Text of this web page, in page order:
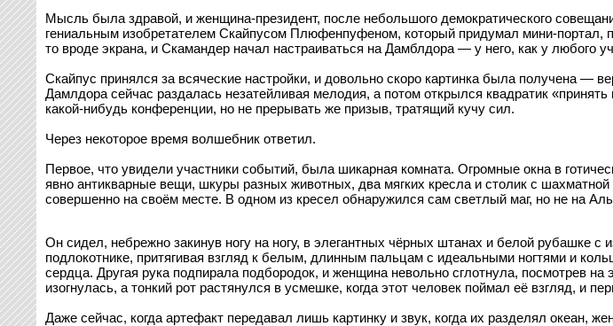
Мысль была здравой, и женщина-президент, после небольшого демократического
гениальным изобретателем Скайпусом Плюфенпуфеном, который придумал мини-портал,
то вроде экрана, и Скамандер начал настраиваться на Дамблдора — у него, как у любого
Скайпус принялся за всяческие настройки, и довольно скоро картинка была получена —
Дамлдора сейчас раздалась незатейливая мелодия, а потом открылся квадратик
какой-нибудь конференции, но не прерывать же призыв, тратящий кучу сил.
Через некоторое время волшебник ответил.
Первое, что увидели участники событий, была шикарная комната. Огромные окна в
явно антикварные вещи, шкуры разных животных, два мягких кресла и столик с
совершенно на своём месте. В одном из кресел обнаружился сам светлый маг, но не на
Он сидел, небрежно закинув ногу на ногу, в элегантных чёрных штанах и белой рубашке
подлокотнике, притягивая взгляд к белым, длинным пальцам с идеальными ногтями и
сердца. Другая рука подпирала подбородок, и женщина невольно сглотнула, посмотрев
изогнулась, а тонкий рот растянулся в усмешке, когда этот человек поймал её взгляд, и
Даже сейчас, когда артефакт передавал лишь картинку и звук, когда их разделял